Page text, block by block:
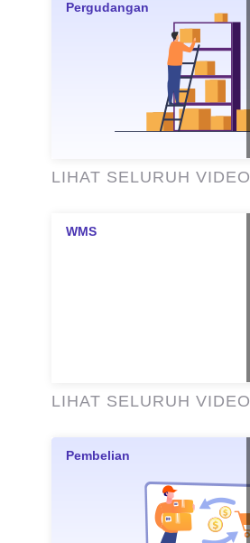
LIHAT SELURUH VIDEO
LIHAT SELURUH VIDEO